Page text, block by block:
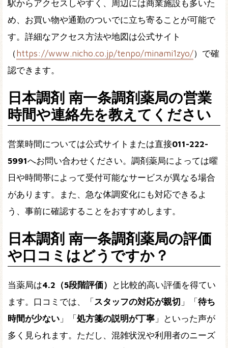
駅からアクセスしやすく、周辺には商業施設も多いた
め、お買い物や通勤のついでに立ち寄ることが可能で
す。詳細なアクセス方法や地図は公式サイト
（https://www.nicho.co.jp/tenpo/minami1zyo/）で確
認できます。
日本調剤 南一条調剤薬局の営業
時間や連絡先を教えてください
営業時間については公式サイトまたは直接011-222-
5991へお問い合わせください。調剤薬局によっては曜
日や時間帯によって受付可能なサービスが異なる場合
があります。また、急な体調変化にも対応できるよ
う、事前に確認することをおすすめします。
日本調剤 南一条調剤薬局の評価
や口コミはどうですか？
当薬局は4.2（5段階評価）
と比較的高い評価を得てい
ます。口コミでは、「スタッフの対応が親切 」「待ち
時間が少ない 」「処方箋の説明が丁寧 」といった声が
多く見られます。ただし、混雑状況や利用者のニーズ